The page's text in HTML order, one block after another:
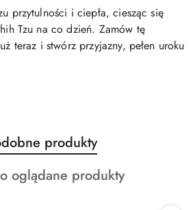
przytulności i ciepła, ciesząc się
Tzu na co dzień. Zamów tę
teraz i stwórz przyjazny, pełen uroku
produkty
oglądane produkty